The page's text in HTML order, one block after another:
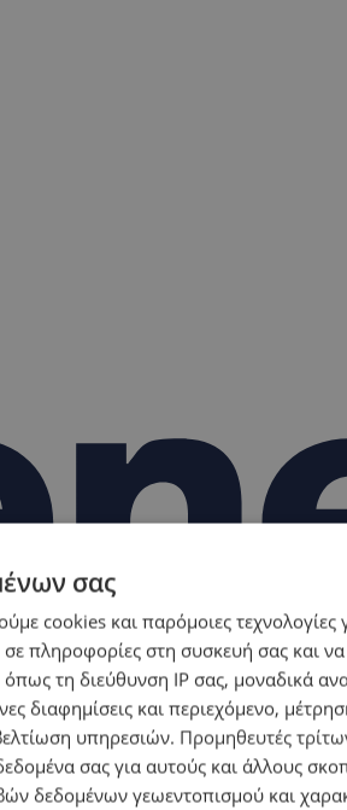
σας
cookies και παρόμοιες τεχνολογίες
πληροφορίες στη συσκευή σας και να
τη διεύθυνση IP σας, μοναδικά
διαφημίσεις και περιεχόμενο,
υπηρεσιών. Προμηθευτές
σας για αυτούς και άλλους
δεδομένων γεωεντοπισμού και